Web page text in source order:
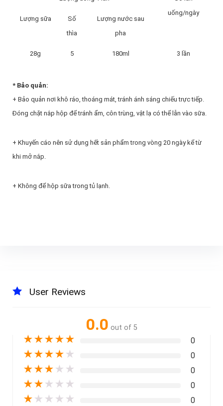
uống/ngày
Lượng sữa
Số
thìa
Lượng nước sau
pha
28g 5 180ml 3 lần
* Bảo quản:
+ Bảo quản nơi khô ráo, thoáng mát, tránh ánh sáng chiếu trực tiếp.
Đóng chặt nắp hộp để tránh ẩm, côn trùng, vật lạ có thể lẫn vào sữa.
+ Khuyến cáo nên sử dụng hết sản phẩm trong vòng 20 ngày kể từ
khi mở nắp.
+ Không để hộp sữa trong tủ lạnh.
User Reviews
0.0 out of 5
★★★★★ 0
★★★★ ★ 0
★★★ ★ ★ 0
★★ ★ ★ ★ 0
★ ★ ★ ★ ★ 0